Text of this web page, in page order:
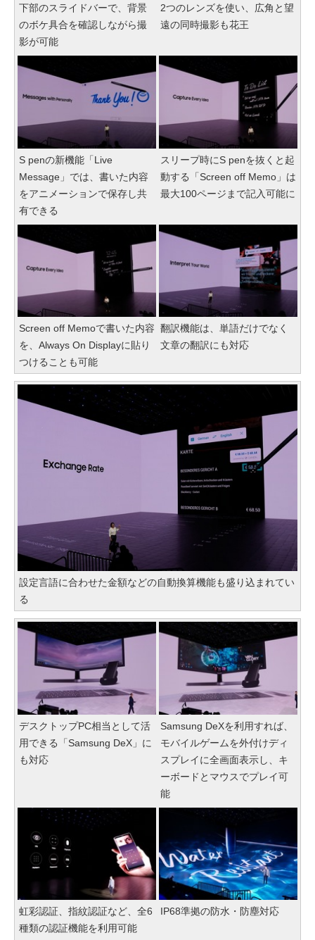
下部のスライドバーで、背景
のボケ具合を確認しながら撮
影が可能
2つのレンズを使い、広角と望
遠の同時撮影も花王
S penの新機能「Live
Message」では、書いた内容
をアニメーションで保存し共
有できる
スリープ時にS penを抜くと起
動する「Screen off Memo」は
最大100ページまで記入可能に
Screen off Memoで書いた内容
を、Always On Displayに貼り
つけることも可能
翻訳機能は、単語だけでなく
文章の翻訳にも対応
設定言語に合わせた金額などの自動換算機能も盛り込まれてい
る
デスクトップPC相当として活
用できる「Samsung DeX」に
も対応
Samsung DeXを利用すれば、
モバイルゲームを外付けディ
スプレイに全画面表示し、キ
ーボードとマウスでプレイ可
能
虹彩認証、指紋認証など、全6
種類の認証機能を利用可能
IP68準拠の防水・防塵対応